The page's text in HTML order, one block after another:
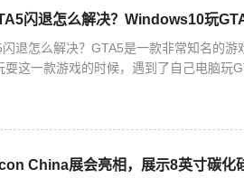
闪退怎么解决？Windows10玩
退怎么解决？GTA5是一款非常知名的游
耍这一款游戏的时候，遇到了自己电脑玩
China展会亮相，展示8英寸碳化